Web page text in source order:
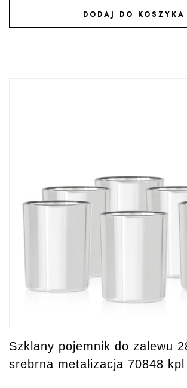
DODAJ DO KOSZYKA
DODAJ DO
Szklany pojemnik do zalewu
srebrna metalizacja 70848